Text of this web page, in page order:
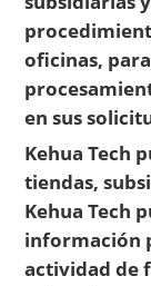
oficinas,
en sus
Kehua Tech
tiendas,
Kehua Tech
información
actividad de